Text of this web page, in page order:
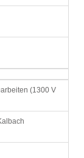
(1300 V